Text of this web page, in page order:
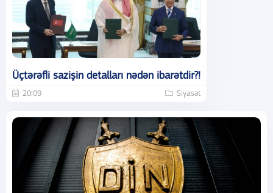
Üçtərəfli sazişin detalları nədən ibarətdir?!
20:09 Siyasət